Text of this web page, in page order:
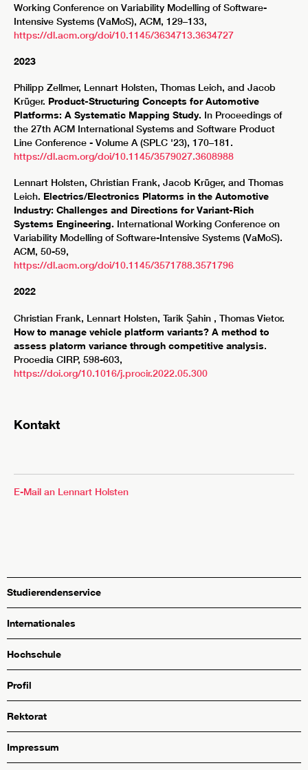
Working Conference on Variability Modelling of Software-
Intensive Systems (VaMoS), ACM, 129–133,
https://dl.acm.org/doi/10.1145/3634713.3634727
2023
Philipp Zellmer, Lennart Holsten, Thomas Leich, and Jacob
Krüger. Product-Structuring Concepts for Automotive
Platforms: A Systematic Mapping Study. In Proceedings of
the 27th ACM International Systems and Software Product
Line Conference - Volume A (SPLC '23), 170–181.
https://dl.acm.org/doi/10.1145/3579027.3608988
Lennart Holsten, Christian Frank, Jacob Krüger, and Thomas
Leich. Electrics/Electronics Platorms in the Automotive
Industry: Challenges and Directions for Variant-Rich
Systems Engineering. International Working Conference on
Variability Modelling of Software-Intensive Systems (VaMoS).
ACM, 50-59,
https://dl.acm.org/doi/10.1145/3571788.3571796
2022
Christian Frank, Lennart Holsten, Tarik Şahin , Thomas Vietor.
How to manage vehicle platform variants? A method to
assess platorm variance through competitive analysis.
Procedia CIRP, 598-603,
https://doi.org/10.1016/j.procir.2022.05.300
Kontakt
E-Mail an Lennart Holsten
Studierendenservice
Internationales
Hochschule
Profil
Rektorat
Impressum